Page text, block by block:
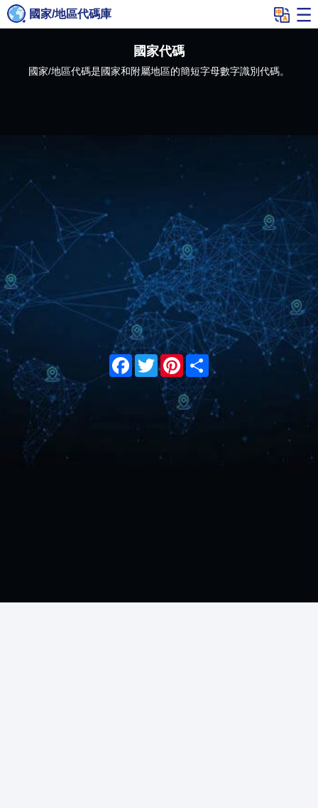
國家/地區代碼庫
國家代碼
國家/地區代碼是國家和附屬地區的簡短字母數字識別代碼。
Facebook
TwitterPinterest
Share